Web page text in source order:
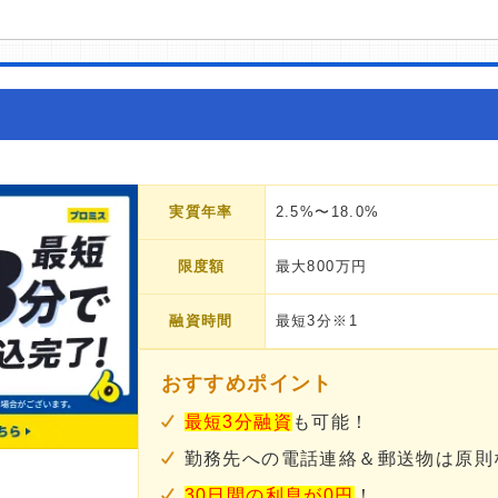
実質年率 2.5%〜18.0%
限度額 最大800万円
融資時間 最短3分※1
おすすめポイント
最短3分融資 も可能！
勤務先への電話連絡＆郵送物は原則